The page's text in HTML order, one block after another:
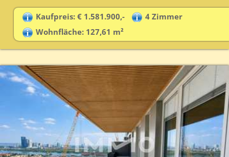
Kaufpreis: € 1.581.900,-
4 Zimmer
Wohnfläche: 127,61 m²